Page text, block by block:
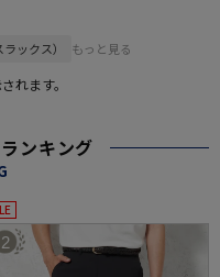
ックス）
もっと見る
れます。
ンキング
2